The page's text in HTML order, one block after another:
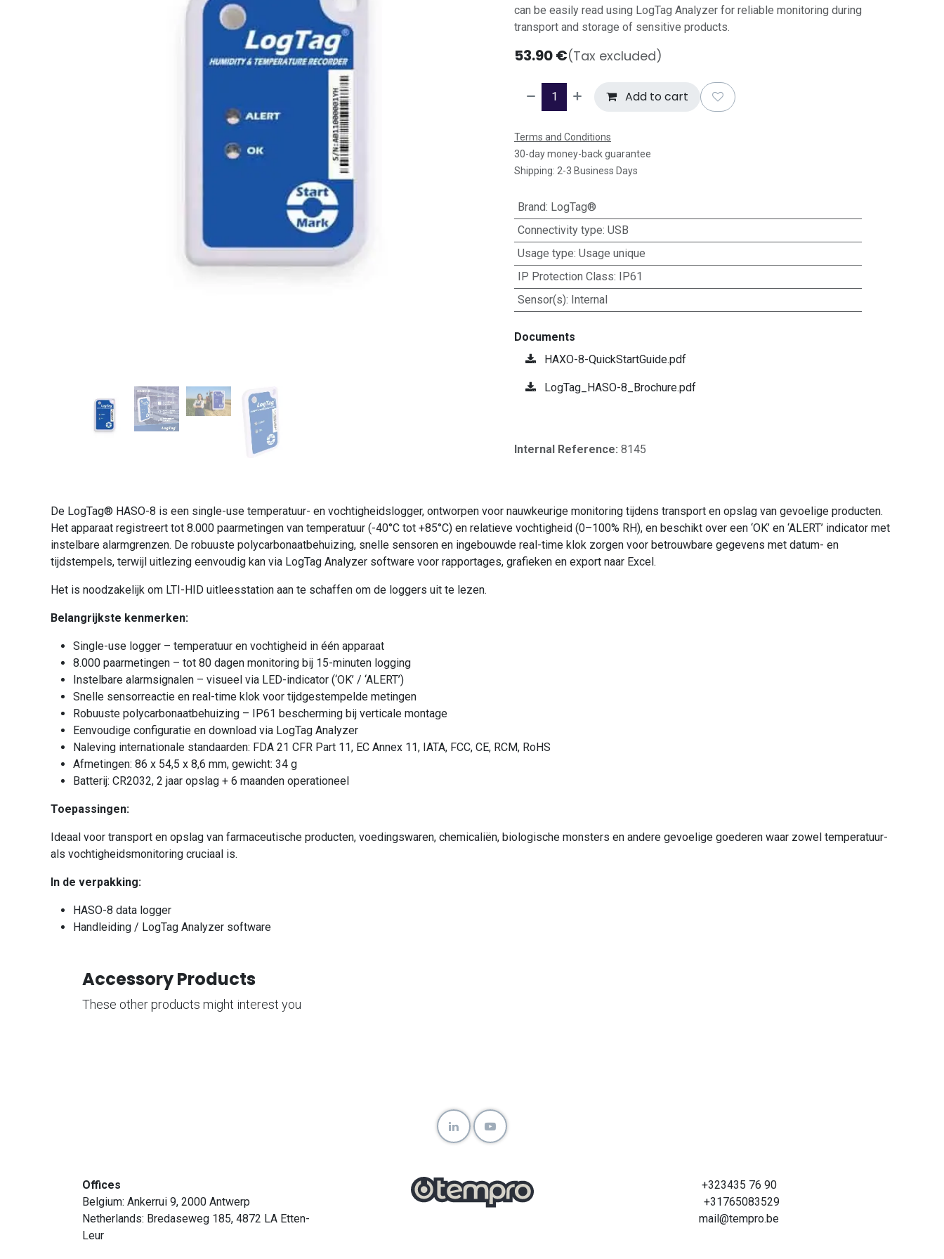
can be easily read using LogTag Analyzer for reliable monitoring during
transport and storage of sensitive products.
53.90€(Tax excluded)
Add to cart
Terms and Conditions
30-day money-back guarantee
Shipping: 2-3 Business Days
Brand: LogTag®
Connectivity type: USB
Usage type: Usage unique
IP Protection Class: IP61
Sensor(s): Internal
Documents
HAXO-8-QuickStartGuide.pdf
LogTag_HASO-8_Brochure.pdf
Internal Reference: 8145
De LogTag® HASO-8 is een single-use temperatuur- en vochtigheidslogger, ontworpen voor nauwkeurige monitoring tijdens transport en opslag van gevoelige producten.
Het apparaat registreert tot 8.000 paarmetingen van temperatuur (-40°C tot +85°C) en relatieve vochtigheid (0–100% RH), en beschikt over een ‘OK’ en ‘ALERT’ indicator met
instelbare alarmgrenzen. De robuuste polycarbonaatbehuizing, snelle sensoren en ingebouwde real-time klok zorgen voor betrouwbare gegevens met datum- en
tijdstempels, terwijl uitlezing eenvoudig kan via LogTag Analyzer software voor rapportages, grafieken en export naar Excel.
Het is noodzakelijk om LTI-HID uitleesstation aan te schaffen om de loggers uit te lezen.
Belangrijkste kenmerken:
Single-use logger – temperatuur en vochtigheid in één apparaat
8.000 paarmetingen – tot 80 dagen monitoring bij 15-minuten logging
Instelbare alarmsignalen – visueel via LED-indicator (‘OK’ / ‘ALERT’)
Snelle sensorreactie en real-time klok voor tijdgestempelde metingen
Robuuste polycarbonaatbehuizing – IP61 bescherming bij verticale montage
Eenvoudige configuratie en download via LogTag Analyzer
Naleving internationale standaarden: FDA 21 CFR Part 11, EC Annex 11, IATA, FCC, CE, RCM, RoHS
Afmetingen: 86 x 54,5 x 8,6 mm, gewicht: 34 g
Batterij: CR2032, 2 jaar opslag + 6 maanden operationeel
Toepassingen:
Ideaal voor transport en opslag van farmaceutische producten, voedingswaren, chemicaliën, biologische monsters en andere gevoelige goederen waar zowel temperatuur-
als vochtigheidsmonitoring cruciaal is.
In de verpakking:
HASO-8 data logger
Handleiding / LogTag Analyzer software
Accessory Products
These other products might interest you
Offices
Belgium: Ankerrui 9, 2000 Antwerp
Netherlands: Bredaseweg 185, 4872 LA Etten-
Leur
+323435 76 90
+31765083529
mail@tempro.be